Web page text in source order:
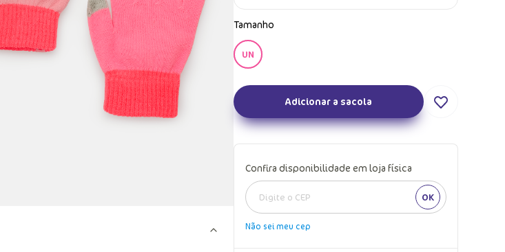
Tamanho
UN
Adicionar a sacola
Confira disponibilidade em loja física
OK
Não sei meu cep